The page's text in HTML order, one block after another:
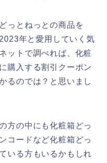
っとねっとの商品を
年と愛用していく気
ットで調べれば、化粧
購入する割引クーポン
るのでは？と思いまし
方の中にも化粧箱どっ
コードなど化粧箱どっ
いる方もいるかもしれ